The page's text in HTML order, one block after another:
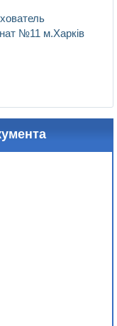
№11 м.Харків